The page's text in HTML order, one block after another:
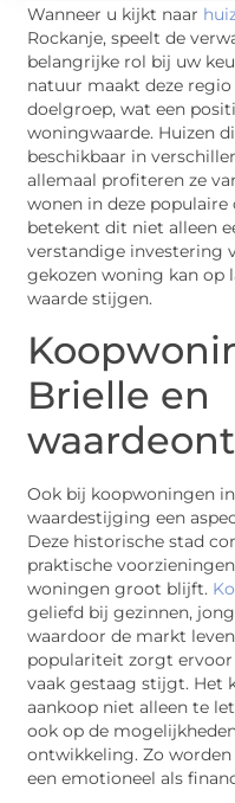
Wanneer u kijkt naar
Rockanje, speelt de
belangrijke rol bij uw
natuur maakt deze
doelgroep, wat een
woningwaarde. Huizen
beschikbaar in
allemaal profiteren ze
wonen in deze
betekent dit niet alleen
verstandige investering
gekozen woning kan op
waarde stijgen.
Brielle en
Ook bij koopwoningen
waardestijging een
Deze historische stad
praktische
woningen groot blijft.
geliefd bij gezinnen,
waardoor de markt
populariteit zorgt
vaak gestaag stijgt. Het
aankoop niet alleen te
ook op de
ontwikkeling. Zo
een emotioneel als